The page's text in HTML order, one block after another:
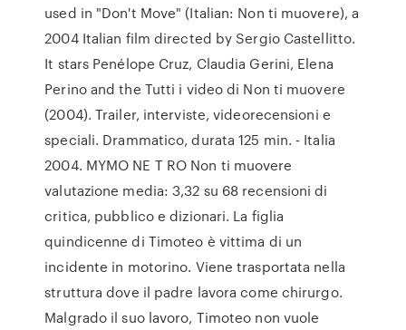
used in "Don't Move" (Italian: Non ti muovere), a
2004 Italian film directed by Sergio Castellitto.
It stars Penélope Cruz, Claudia Gerini, Elena
Perino and the Tutti i video di Non ti muovere
(2004). Trailer, interviste, videorecensioni e
speciali. Drammatico, durata 125 min. - Italia
2004. MYMO NE T RO Non ti muovere
valutazione media: 3,32 su 68 recensioni di
critica, pubblico e dizionari. La figlia
quindicenne di Timoteo è vittima di un
incidente in motorino. Viene trasportata nella
struttura dove il padre lavora come chirurgo.
Malgrado il suo lavoro, Timoteo non vuole